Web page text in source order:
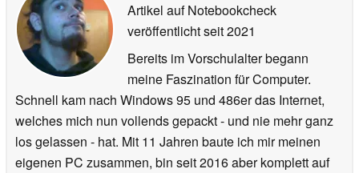
Artikel auf Notebookcheck
veröffentlichtseit 2021
Bereits im Vorschulalter begann
meine Faszination für Computer.
Schnell kam nach Windows 95 und 486er das Internet,
welches mich nun vollends gepackt - und nie mehr ganz
los gelassen - hat. Mit 11 Jahren baute ich mir meinen
eigenen PC zusammen, bin seit 2016 aber komplett auf